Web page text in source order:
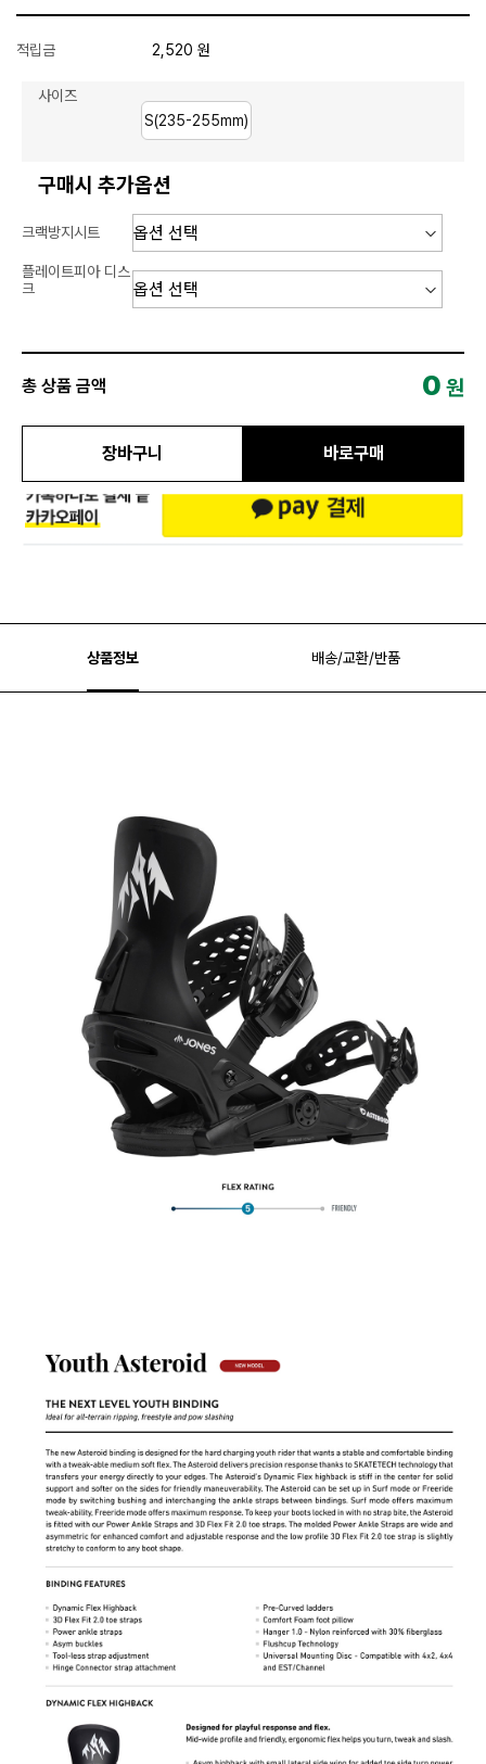
적립금 2,520 원
사이즈
S(235-255mm)
구매시 추가옵션
크랙방지시트
플레이트피아 디스
크
총 상품 금액 0 원
장바구니 바로구매
상품정보 배송/교환/반품